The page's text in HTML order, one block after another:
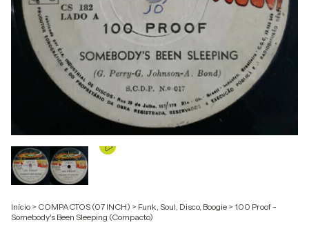
Início > COMPACTOS (07 INCH) > Funk, Soul, Disco, Boogie > 100 Proof -
Somebody's Been Sleeping (Compacto)